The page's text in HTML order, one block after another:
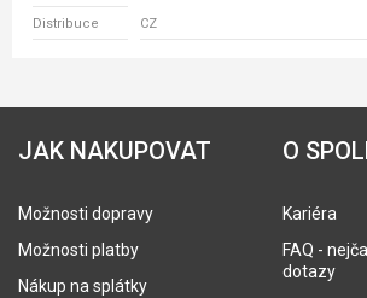
Distribuce CZ
JAK NAKUPOVAT
Možnosti dopravy
Možnosti platby
Nákup na splátky
O
Kariéra
FAQ -
dotazy